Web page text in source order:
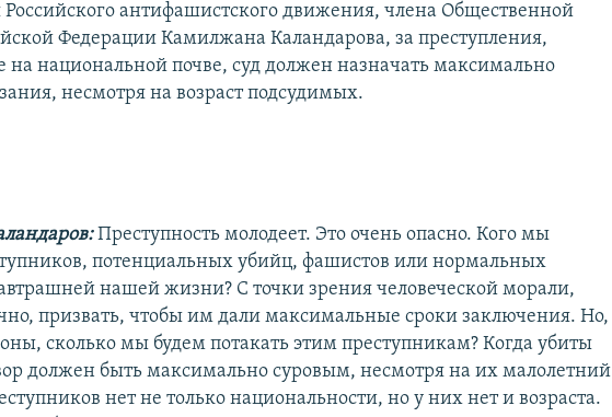
Российского антифашистского движения, члена Общественной
Федерации Камилжана Каландарова, за преступления,
национальной почве, суд должен назначать максимально
несмотря на возраст подсудимых.
Преступность молодеет. Это очень опасно. Кого мы
потенциальных убийц, фашистов или нормальных
нашей жизни? С точки зрения человеческой морали,
призвать, чтобы им дали максимальные сроки заключения. Но,
сколько мы будем потакать этим преступникам? Когда убиты
должен быть максимально суровым, несмотря на их малолетний
нет не только национальности, но у них нет и возраста.